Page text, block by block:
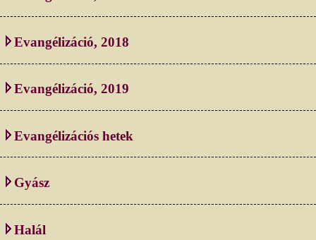
Evangélizáció, 2018
Evangélizáció, 2019
Evangélizációs hetek
Gyász
Halál